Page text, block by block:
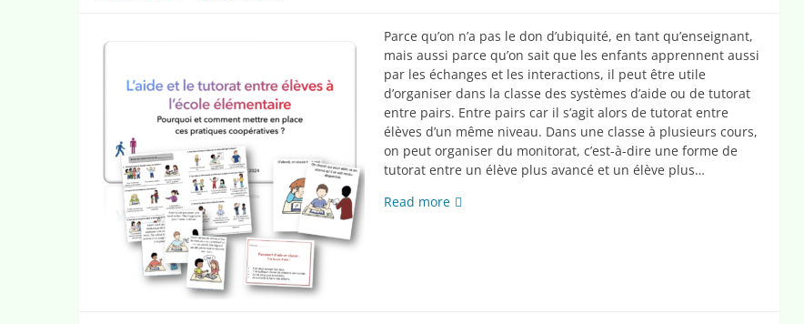
Parce qu’on n’a pas le don d’ubiquité, en tant qu’enseignant,
mais aussi parce qu’on sait que les enfants apprennent aussi
par les échanges et les interactions, il peut être utile
d’organiser dans la classe des systèmes d’aide ou de tutorat
entre pairs. Entre pairs car il s’agit alors de tutorat entre
élèves d’un même niveau. Dans une classe à plusieurs cours,
on peut organiser du monitorat, c’est-à-dire une forme de
tutorat entre un élève plus avancé et un élève plus…
Read moreL’aide